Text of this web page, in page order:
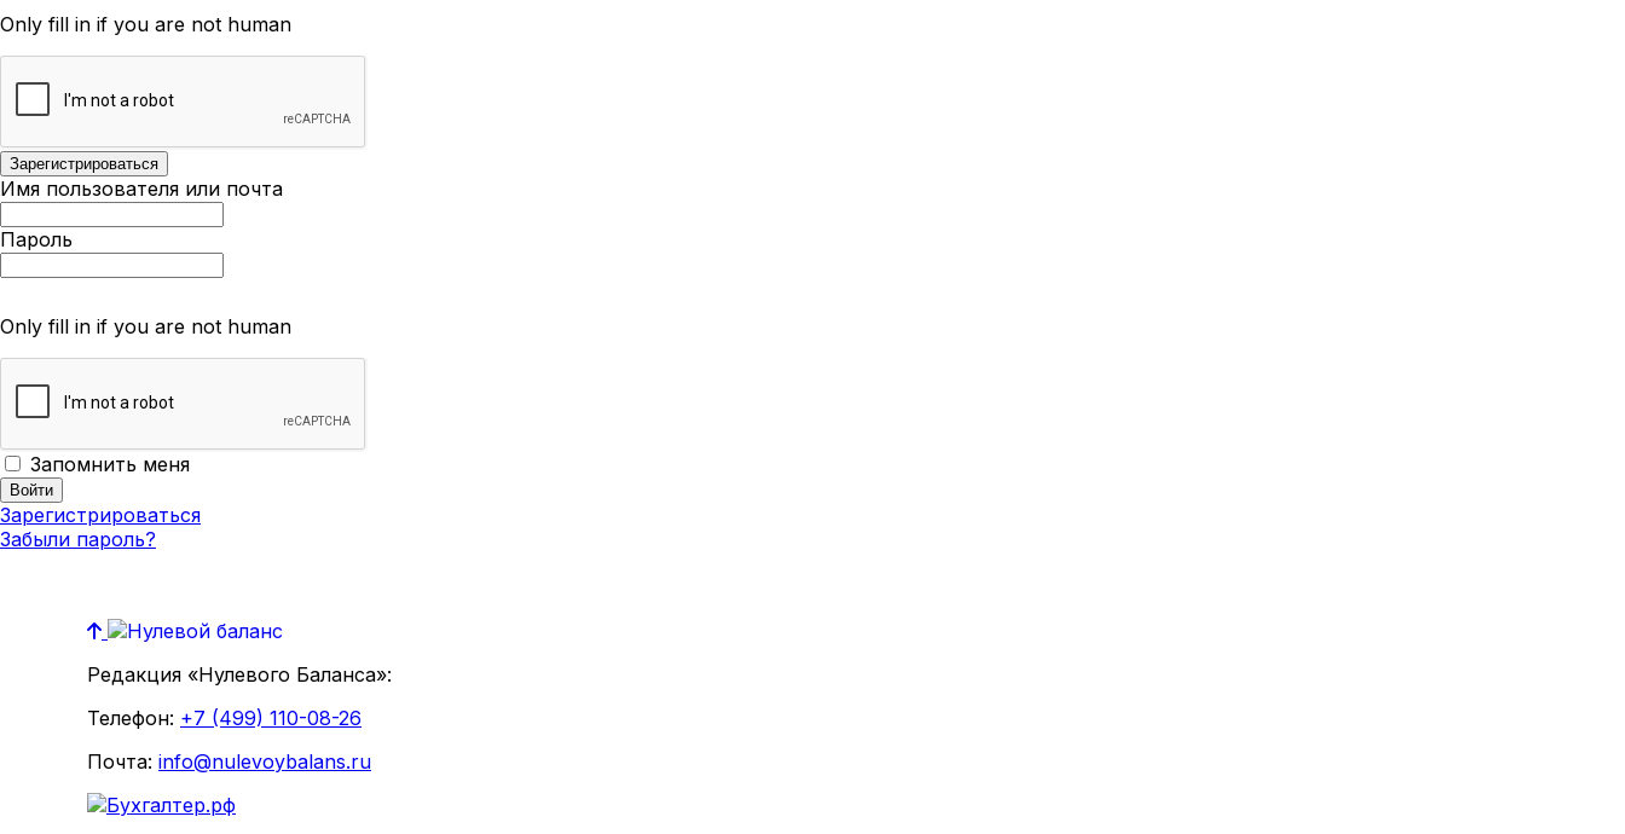
Only fill in if you are not human
Имя пользователя или почта
Пароль
Only fill in if you are not human
Запомнить меня
Зарегистрироваться
Забыли пароль?
Редакция «Нулевого Баланса»:
Телефон: +7 (499) 110-08-26
Почта: info@nulevoybalans.ru